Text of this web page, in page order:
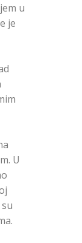
u
je
U